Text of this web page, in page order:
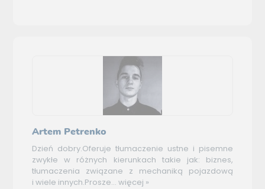
Artem Petrenko
Dzień dobry.Oferuje tłumaczenie ustne i pisemne
zwykłe w różnych kierunkach takie jak: biznes,
tłumaczenia związane z mechaniką pojazdową
i wiele innych.Prosze... więcej »